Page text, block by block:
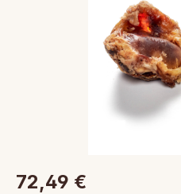
72,49 €